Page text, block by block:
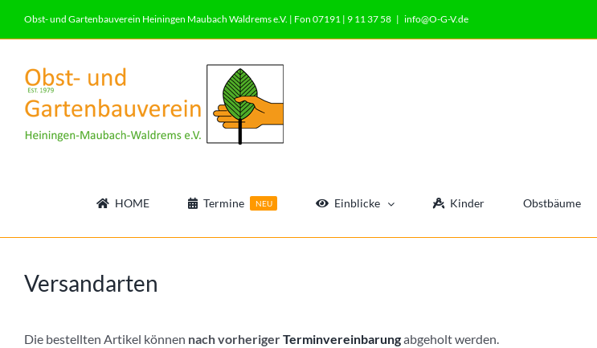
Obst- und Gartenbauverein Heiningen Maubach Waldrems e.V. | Fon 07191 | 9 11 37 58 | info@O-G-V.de
HOME Termine NEU Einblicke Kinder Obstbäume
Versandarten
Die bestellten Artikel können nach vorherigerTerminvereinbarungabgeholt werden.